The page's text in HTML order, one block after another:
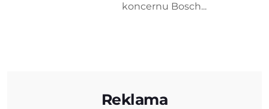
koncernu Bosch...
Reklama